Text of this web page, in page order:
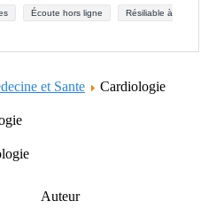
Écoute hors ligne
Résiliable à
et Sante Cardiologie
Auteur